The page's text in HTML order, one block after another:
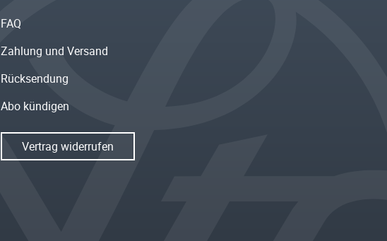
FAQ
Zahlung und Versand
Rücksendung
Abo kündigen
Vertrag widerrufen